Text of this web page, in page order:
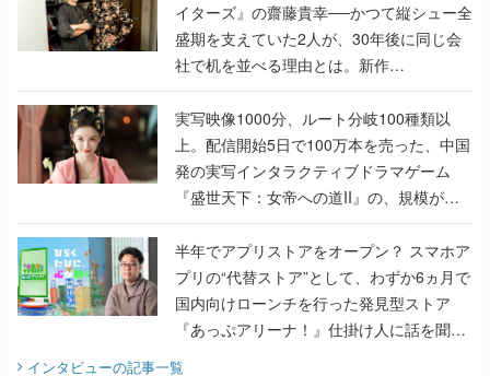
イターズ』の齋藤貴幸──かつて縦シュー全
盛期を支えていた2人が、30年後に同じ会
社で机を並べる理由とは。新作
『TATSUJIN EXTREME』で初タッグを組
んだレジェンド2人に訊く開発秘話
実写映像1000分、ルート分岐100種類以
上。配信開始5日で100万本を売った、中国
発の実写インタラクティブドラマゲーム
『盛世天下：女帝への道II』の、規模が違
うこだわりをプロデューサーに聞いた
半年でアプリストアをオープン？ スマホア
プリの“代替ストア”として、わずか6ヵ月で
国内向けローンチを行った発見型ストア
『あっぷアリーナ！』仕掛け人に話を聞い
てみた
インタビューの記事一覧